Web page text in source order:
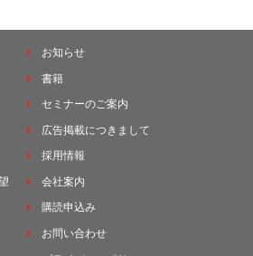
お知らせ
書籍
セミナーのご案内
広告掲載につきまして
採用情報
会社案内
購読申込み
お問い合わせ